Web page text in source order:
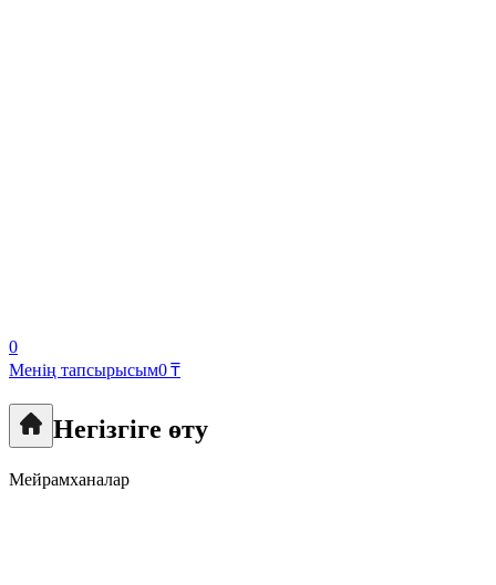
0
Менің тапсырысым0 ₸
Негізгіге өту
Мейрамханалар